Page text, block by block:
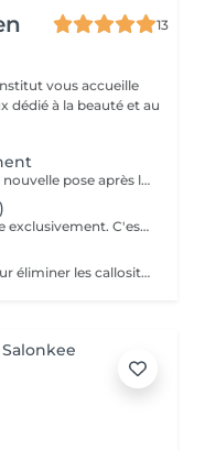
13
dédié à la beauté et au
Attention! c'est juste la dépose, pas de nouvelle pose après la dépose.
Ce service est proposé à notre clientèle exclusivement. C'est un entretien des ongles à effectuer maximum après deux semaines suivant la pédicure. Description : *Raccourcissement des ongles *Entretien des cuticules *Passage de la rape *Application d'une Huile pour les cuticules et d'une Crème pieds
CallusPeeling est un soin spécialisé pour éliminer les callosités et adoucir les pieds, sans l'utilisation de lames ou d'instruments agressifs. Ce traitement doux et indolore dissout les peaux dures et rugueuses grâce à des produits spécifiques, laissant la peau lisse, hydratée et revitalisée. Idéal pour ceux qui souffrent de pieds secs ou de callosités, le Callus Peeling procure un résultat immédiat, offrant des pieds visiblement plus sains et soignés après une seule séance.